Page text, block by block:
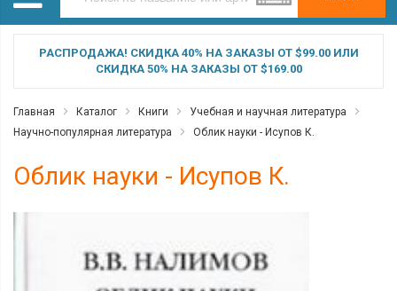
РАСПРОДАЖА! СКИДКА 40% НА ЗАКАЗЫ ОТ $99.00 ИЛИ
СКИДКА 50% НА ЗАКАЗЫ ОТ $169.00
Главная Каталог Книги
Учебная и научная литература
Научно-популярная литература
Облик науки - Исупов К.
Облик науки - Исупов К.